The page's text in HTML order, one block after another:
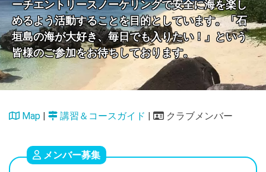
ーチエントリースノーケリングで安全に海を楽し
めるよう活動することを目的としています。「石
垣島の海が大好き、毎日でも入りたい！」という
皆様のご参加をお待ちしております。
Map | 講習＆コースガイド | クラブメンバー
メンバー募集